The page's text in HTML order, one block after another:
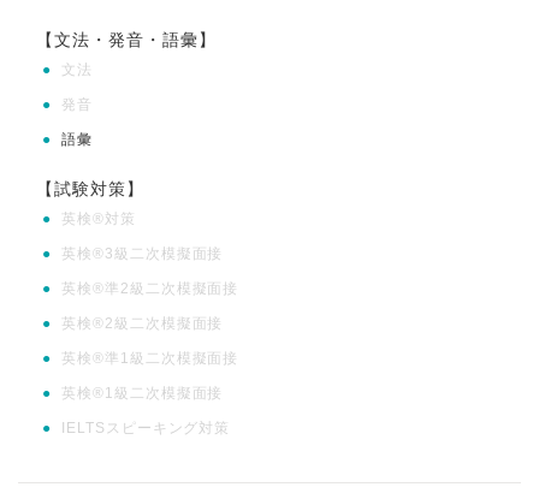
【文法・発音・語彙】
● 文法
● 発音
● 語彙
【試験対策】
● 英検®対策
● 英検®3級二次模擬面接
● 英検®準2級二次模擬面接
● 英検®2級二次模擬面接
● 英検®準1級二次模擬面接
● 英検®1級二次模擬面接
● IELTSスピーキング対策